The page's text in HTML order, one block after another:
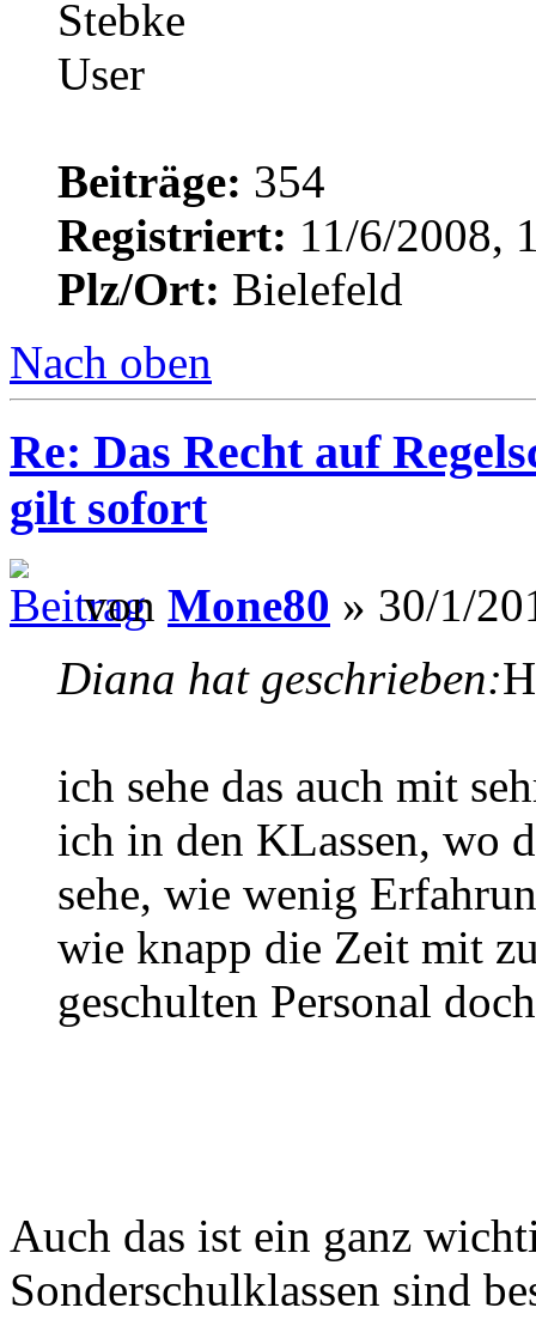
Beiträge: 354
Registriert: 11/6/2008,
Plz/Ort: Bielefeld
Nach oben
Re: Das Recht auf
gilt sofort
von Mone80 » 30/1/
Diana hat geschrieben:
ich sehe das auch mit
ich in den KLassen, wo
sehe, wie wenig
wie knapp die Zeit mit
geschulten Personal
Auch das ist ein ganz
Sonderschulklassen sind